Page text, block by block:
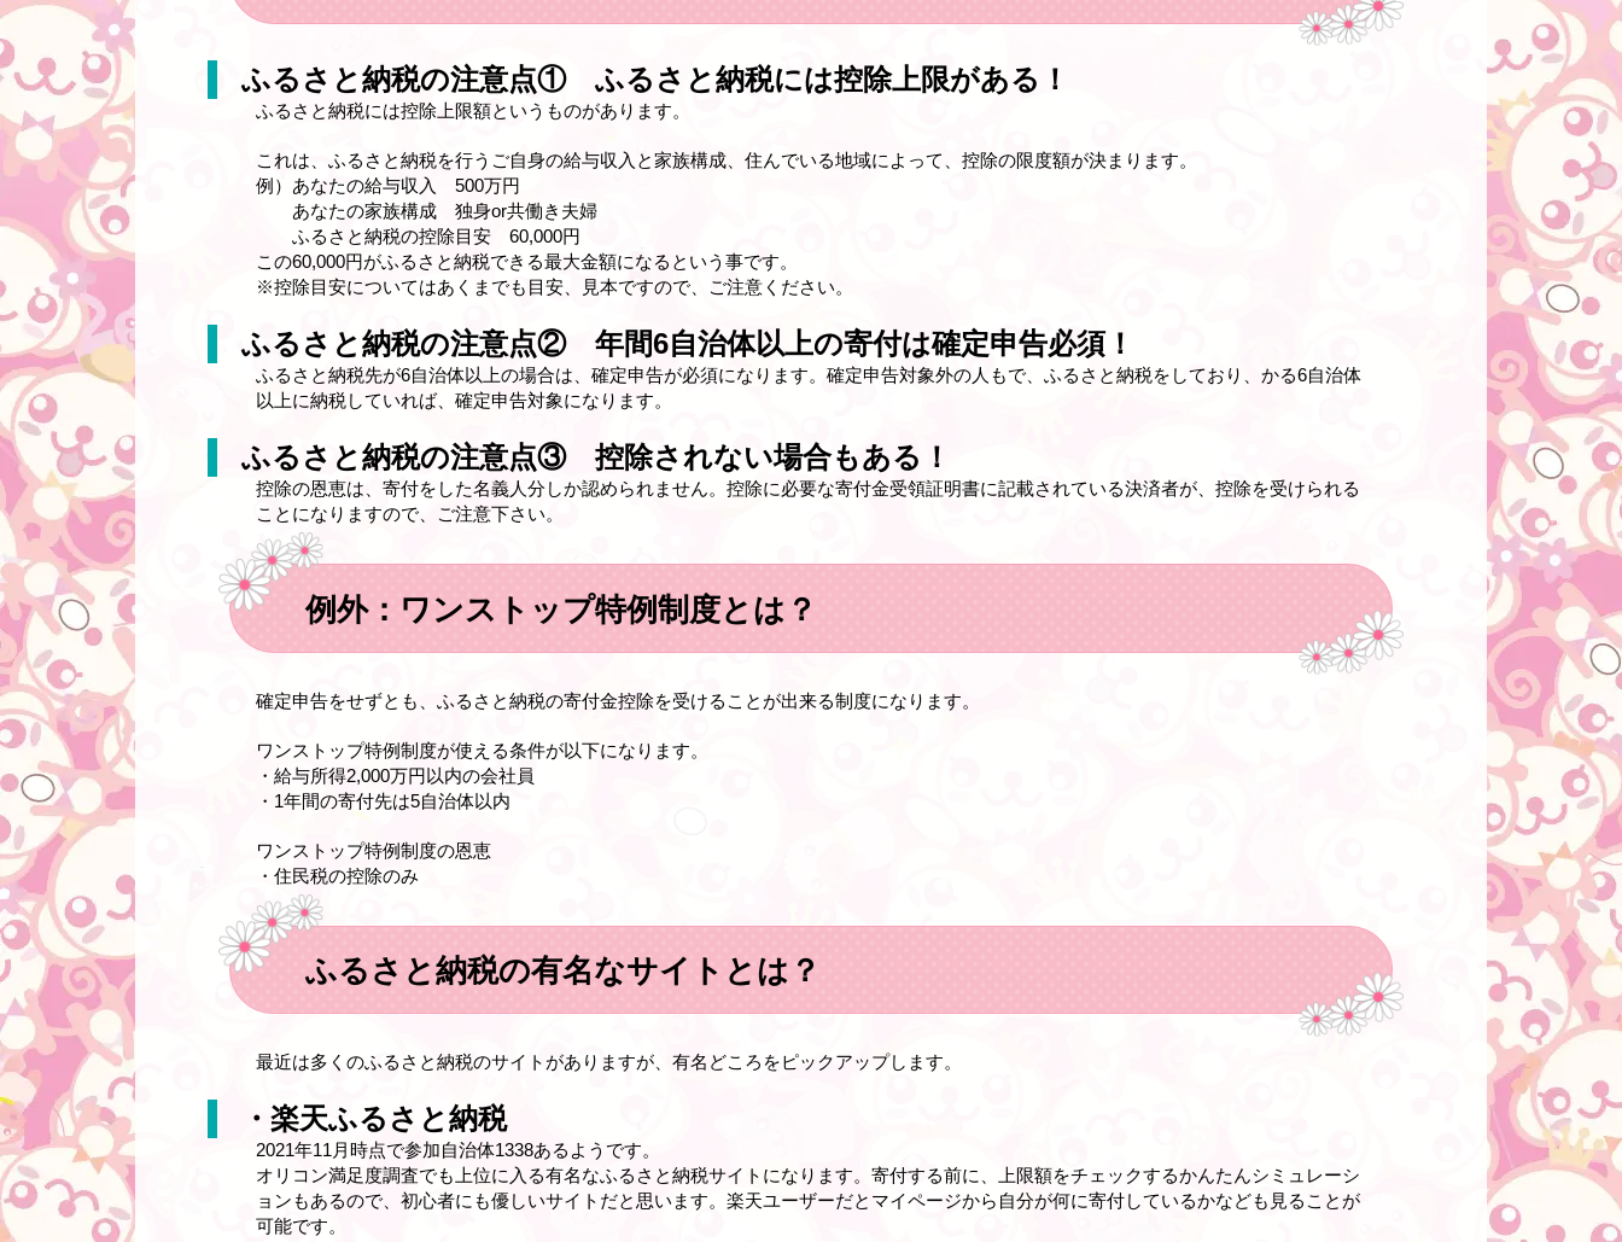
ふるさと納税の注意点① ふるさと納税には控除上限がある！
ふるさと納税には控除上限額というものがあります。
これは、ふるさと納税を行うご自身の給与収入と家族構成、住んでいる地域によって、控除の限度額が決まります。
例）あなたの給与収入 500万円
あなたの家族構成 独身or共働き夫婦
ふるさと納税の控除目安 60,000円
この60,000円がふるさと納税できる最大金額になるという事です。
※控除目安についてはあくまでも目安、見本ですので、ご注意ください。
ふるさと納税の注意点② 年間6自治体以上の寄付は確定申告必須！
ふるさと納税先が6自治体以上の場合は、確定申告が必須になります。確定申告対象外の人もで、ふるさと納税をしており、かる6自治体
以上に納税していれば、確定申告対象になります。
ふるさと納税の注意点③ 控除されない場合もある！
控除の恩恵は、寄付をした名義人分しか認められません。控除に必要な寄付金受領証明書に記載されている決済者が、控除を受けられる
ことになりますので、ご注意下さい。
例外：ワンストップ特例制度とは？
確定申告をせずとも、ふるさと納税の寄付金控除を受けることが出来る制度になります。
ワンストップ特例制度が使える条件が以下になります。
・給与所得2,000万円以内の会社員
・1年間の寄付先は5自治体以内
ワンストップ特例制度の恩恵
・住民税の控除のみ
ふるさと納税の有名なサイトとは？
最近は多くのふるさと納税のサイトがありますが、有名どころをピックアップします。
・楽天ふるさと納税
2021年11月時点で参加自治体1338あるようです。
オリコン満足度調査でも上位に入る有名なふるさと納税サイトになります。寄付する前に、上限額をチェックするかんたんシミュレーシ
ョンもあるので、初心者にも優しいサイトだと思います。楽天ユーザーだとマイページから自分が何に寄付しているかなども見ることが
可能です。